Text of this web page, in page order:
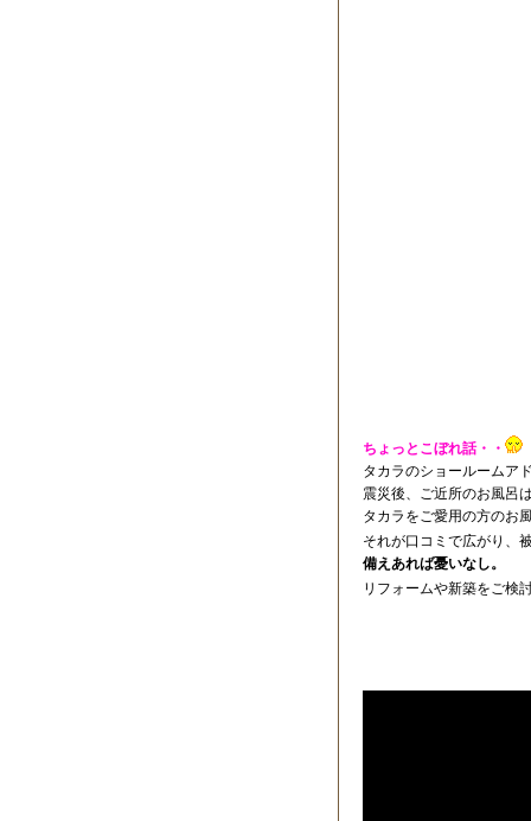
ちょっとこぼれ話・・
タカラのショールームア
震災後、ご近所のお風呂
タカラをご愛用の方のお
それが口コミで広がり、
備えあれば憂いなし。
リフォームや新築をご検